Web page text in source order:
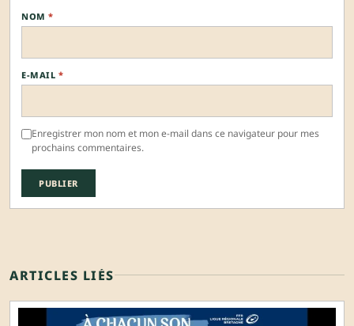
NOM *
E-MAIL *
Enregistrer mon nom et mon e-mail dans ce navigateur pour mes
prochains commentaires.
ARTICLES LIÉS